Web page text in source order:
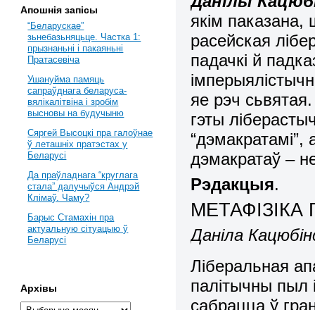
якім паказана,
расейская
падачкі й
яе рэч
гэты
дэмакратаў –
Рэдакцыя.
Даніла
Ліберальная
палітычны пыл
сабрацца ў
Апошнія запісы
“Беларускае”
зьнебазьняцьце. Частка 1:
прызнаньні і пакаяньні
Пратасевіча
Ушануйма памяць
сапраўднага беларуса-
вялікалітвіна і зробім
высновы на будучыню
Сяргей Высоцкі пра галоўнае
ў леташніх пратэстах у
Беларусі
Да праўладнага “круглага
стала” далучыўся Андрэй
Клімаў. Чаму?
Барыс Стамахін пра
актуальную сітуацыю ў
Беларусі
Архівы